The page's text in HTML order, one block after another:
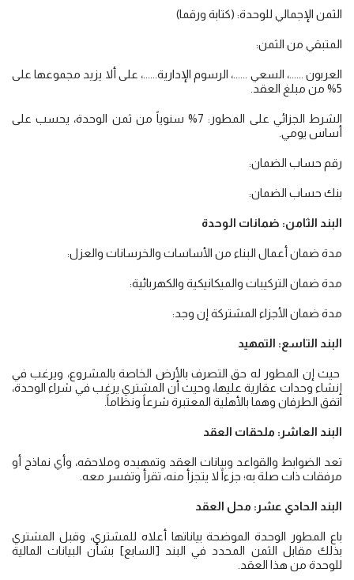
الثمن الإجمالي للوحدة: (كتابة ورقما)
المتبقي من الثمن:
العربون ......، السعي ......، الرسوم الإدارية......، على ألا يزيد مجموعها على
5% من مبلغ العقد.
الشرط الجزائي على المطور: 7% سنوياً من ثمن الوحدة، يحسب على
أساس يومي.
رقم حساب الضمان:
بنك حساب الضمان:
البند الثامن: ضمانات الوحدة
مدة ضمان أعمال البناء من الأساسات والخرسانات والعزل:
مدة ضمان التركيبات والميكانيكية والكهربائية:
مدة ضمان الأجزاء المشتركة إن وجد:
البند التاسع: التمهيد
حيث إن المطور له حق التصرف بالأرض الخاصة بالمشروع، ويرغب في
إنشاء وحدات عقارية عليها، وحيث أن المشتري يرغب في شراء الوحدة،
اتفق الطرفان وهما بالأهلية المعتبرة شرعاً ونظاماً.
البند العاشر: ملحقات العقد
تعد الضوابط والقواعد وبيانات العقد وتمهيده وملاحقه، وأي نماذج أو
مرفقات ذات صلة به؛ جزءاً لا يتجزأ منه، تقرأ وتفسر معه.
البند الحادي عشر: محل العقد
باع المطور الوحدة الموضحة بياناتها أعلاه للمشتري، وقبل المشتري
بذلك مقابل الثمن المحدد في البند [السابع] بشأن البيانات المالية
للوحدة من هذا العقد.